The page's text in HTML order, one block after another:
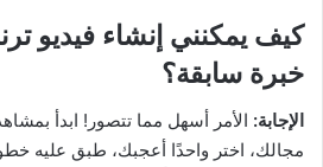
كيف يمكنني إنشاء فيديو
خبرة سابقة؟
الإجابة: الأمر أسهل مما تتصور! ابدأ
مجالك، اختر واحدًا أعجبك، طبق عليه